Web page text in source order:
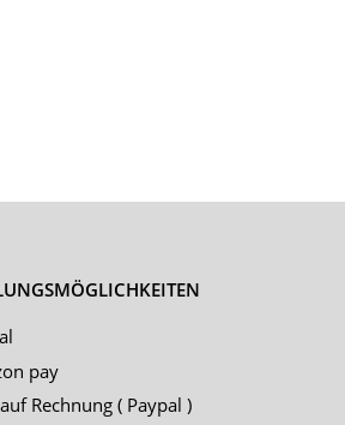
pay
Rechnung ( Paypal )